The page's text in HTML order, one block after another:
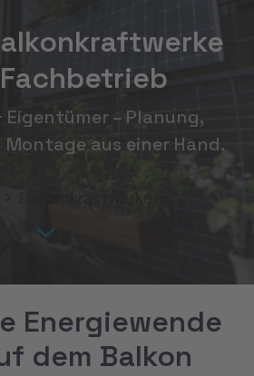
Eigentümer – Planung,
aus einer Hand.
Energiewende
dem Balkon